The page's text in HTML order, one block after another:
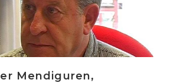
Mendiguren,